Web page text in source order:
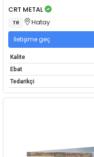
CRT METAL
TR Hatay
İletişime geç
Kalite
Ebat
Tedarikçi